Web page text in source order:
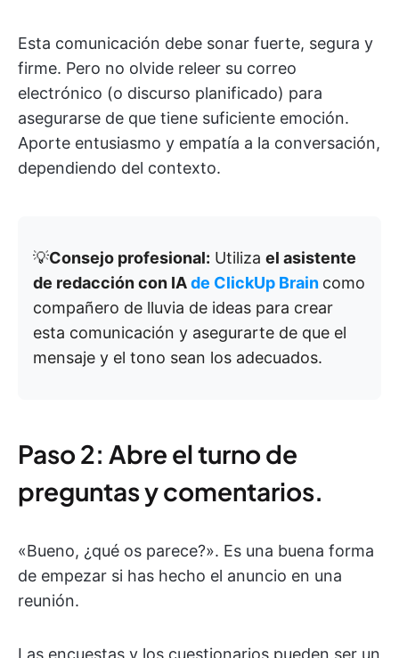
Esta comunicación debe sonar fuerte, segura y
firme. Pero no olvide releer su correo
electrónico (o discurso planificado) para
asegurarse de que tiene suficiente emoción.
Aporte entusiasmo y empatía a la conversación,
dependiendo del contexto.
💡Consejo profesional: Utiliza el asistente
de redacción con IAde ClickUp Brain como
compañero de lluvia de ideas para crear
esta comunicación y asegurarte de que el
mensaje y el tono sean los adecuados.
Paso 2: Abre el turno de
preguntas y comentarios.
«Bueno, ¿qué os parece?». Es una buena forma
de empezar si has hecho el anuncio en una
reunión.
Las encuestas y los cuestionarios pueden ser un